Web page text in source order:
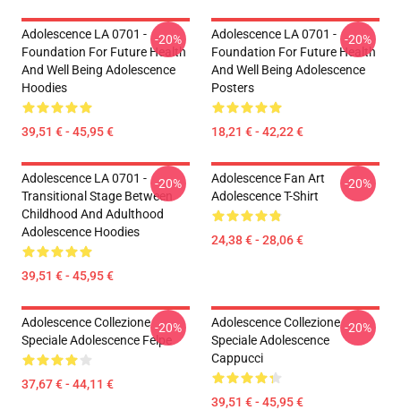
Adolescence LA 0701 -
Foundation For Future Health
And Well Being Adolescence
Hoodies
39,51 € - 45,95 €
-20%
Adolescence LA 0701 -
Foundation For Future Health
And Well Being Adolescence
Posters
18,21 € - 42,22 €
-20%
Adolescence LA 0701 -
Transitional Stage Between
Childhood And Adulthood
Adolescence Hoodies
39,51 € - 45,95 €
-20%
Adolescence Fan Art
Adolescence T-Shirt
24,38 € - 28,06 €
-20%
Adolescence Collezione
Speciale Adolescence Felpe
37,67 € - 44,11 €
-20%
Adolescence Collezione
Speciale Adolescence
Cappucci
39,51 € - 45,95 €
-20%